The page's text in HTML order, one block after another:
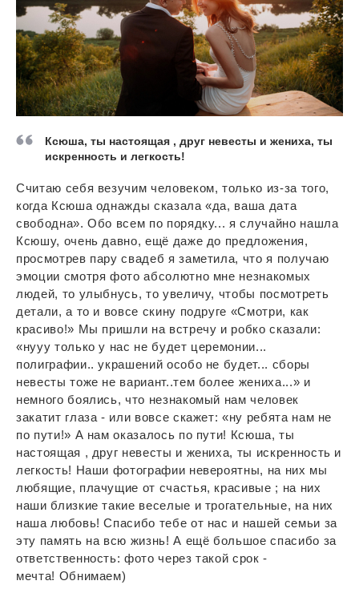
Ксюша, ты настоящая , друг невесты и жениха, ты
искренность и легкость!
Считаю себя везучим человеком, только из-за того,
когда Ксюша однажды сказала «да, ваша дата
свободна». Обо всем по порядку... я случайно нашла
Ксюшу, очень давно, ещё даже до предложения,
просмотрев пару свадеб я заметила, что я получаю
эмоции смотря фото абсолютно мне незнакомых
людей, то улыбнусь, то увеличу, чтобы посмотреть
детали, а то и вовсе скину подруге «Смотри, как
красиво!» Мы пришли на встречу и робко сказали:
«нууу только у нас не будет церемонии...
полиграфии.. украшений особо не будет... сборы
невесты тоже не вариант..тем более жениха...» и
немного боялись, что незнакомый нам человек
закатит глаза - или вовсе скажет: «ну ребята нам не
по пути!» А нам оказалось по пути! Ксюша, ты
настоящая , друг невесты и жениха, ты искренность и
легкость! Наши фотографии невероятны, на них мы
любящие, плачущие от счастья, красивые ; на них
наши близкие такие веселые и трогательные, на них
наша любовь! Спасибо тебе от нас и нашей семьи за
эту память на всю жизнь! А ещё большое спасибо за
ответственность: фото через такой срок -
мечта! Обнимаем)